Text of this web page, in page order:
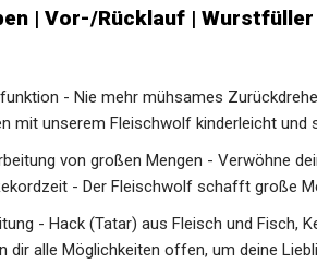
| Vor-/Rücklauf |
- Nie mehr mühsames
mit unserem Fleischwolf kinderleicht und
von großen Mengen - Verwöhne
- Der Fleischwolf schafft große
- Hack (Tatar) aus Fleisch und Fisch,
dir alle Möglichkeiten offen, um deine